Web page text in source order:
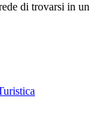
di trovarsi in un